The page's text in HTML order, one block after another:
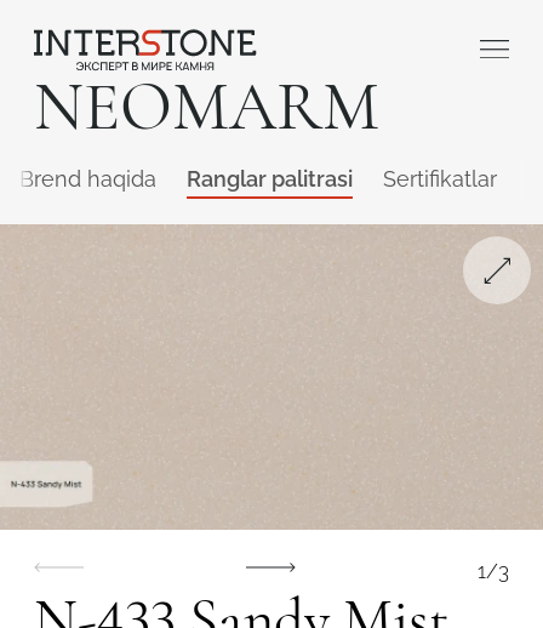
NEOMARM
Brend haqida Ranglar palitrasi Sertifikatlar
1/3
Dizayner